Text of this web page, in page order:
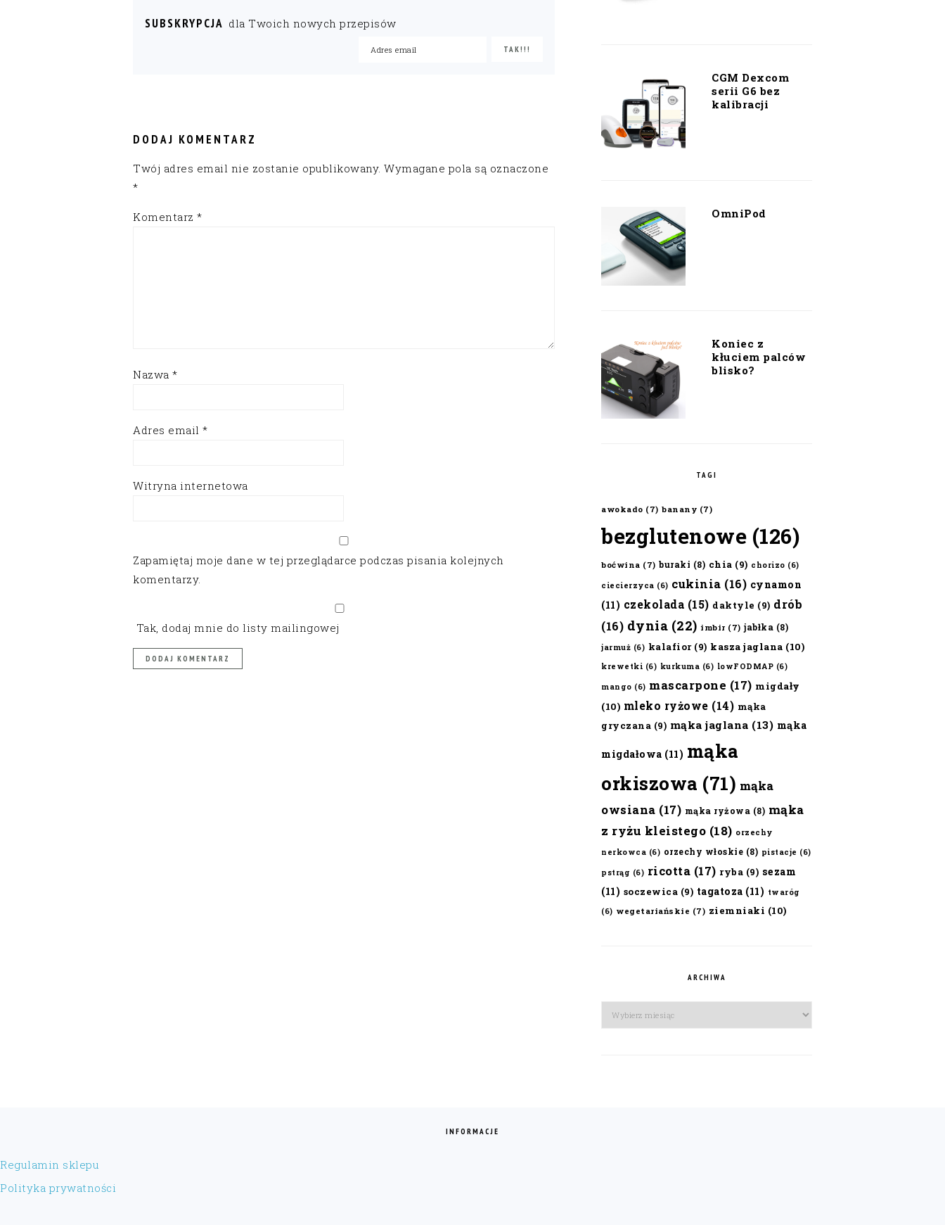
SUBSKRYPCJA dla Twoich nowych przepisów
DODAJ KOMENTARZ
Twój adres email nie zostanie opublikowany. Wymagane pola są oznaczone
*
Komentarz *
Nazwa *
Adres email *
Witryna internetowa
Zapamiętaj moje dane w tej przeglądarce podczas pisania kolejnych
komentarzy.
Tak, dodaj mnie do listy mailingowej
CGM Dexcom
serii G6 bez
kalibracji
OmniPod
Koniec z
kłuciem palców
blisko?
TAGI
awokado (7) banany (7)
bezglutenowe (126)
boćwina (7) buraki (8) chia (9) chorizo (6)
ciecierzyca (6) cukinia (16) cynamon
(11) czekolada (15) daktyle (9) drób
(16) dynia (22) imbir (7) jabłka (8)
jarmuż (6) kalafior(9) kasza jaglana (10)
krewetki (6) kurkuma (6) lowFODMAP (6)
mango (6) mascarpone (17) migdały
(10) mleko ryżowe (14) mąka
gryczana (9) mąka jaglana (13) mąka
migdałowa (11) mąka
orkiszowa (71) mąka
owsiana (17) mąka ryżowa (8) mąka
z ryżu kleistego (18) orzechy
nerkowca (6) orzechy włoskie (8) pistacje (6)
pstrąg (6) ricotta (17) ryba (9) sezam
(11) soczewica (9) tagatoza (11) twaróg
(6) wegetariańskie (7) ziemniaki (10)
ARCHIWA
Archiwa
INFORMACJE
Regulamin sklepu
Polityka prywatności